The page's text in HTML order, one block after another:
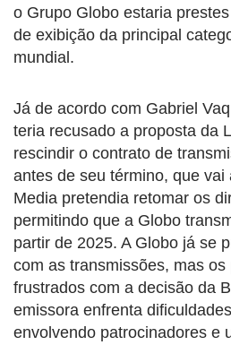
o Grupo Globo estaria
de exibição da principal
mundial.
Já de acordo com Gabriel
teria recusado a proposta da
rescindir o contrato de
antes de seu término, que vai
Media pretendia retomar os
permitindo que a Globo
partir de 2025. A Globo já se
com as transmissões, mas os
frustrados com a decisão da
emissora enfrenta
envolvendo patrocinadores e